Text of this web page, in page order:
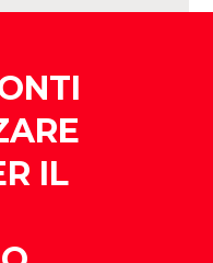
IL